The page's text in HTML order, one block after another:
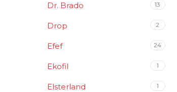
Dr. Brado 13
Drop 2
Efef 24
Ekofil 1
Elsterland 1